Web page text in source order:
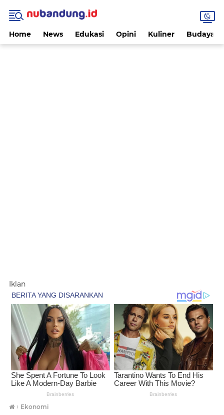
Home News Edukasi Opini Kuliner Budaya
Iklan
› Ekonomi